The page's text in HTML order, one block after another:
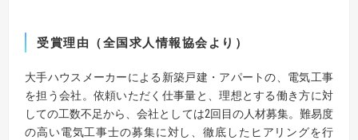
受賞理由（全国求人情報協会より）
大手ハウスメーカーによる新築戸建・アパートの、電気工事
を担う会社。依頼いただく仕事量と、理想とする働き方に対
しての工数不足から、会社としては2回目の人材募集。難易度
の高い電気工事士の募集に対し、徹底したヒアリングを行